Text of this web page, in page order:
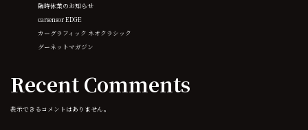
臨時休業のお知らせ
carsensor EDGE
カーグラフィック ネオクラシック
グーネットマガジン
Recent Comments
表示できるコメントはありません。